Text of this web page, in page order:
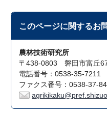
このページに関するお
農林技術研究所
〒438-0803 磐田市富丘
電話番号：0538-35-7211
ファクス番号：0538-37-